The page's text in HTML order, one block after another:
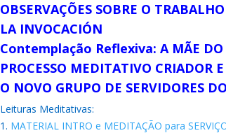
OBSERVAÇÕES SOBRE O TRABALHO
LA INVOCACIÓN
Contemplação Reflexiva: A MÃE
PROCESSO MEDITATIVO CRIADOR
O NOVO GRUPO DE SERVIDORES
Leituras Meditativas:
MATERIAL INTRO e MEDITAÇÃO para